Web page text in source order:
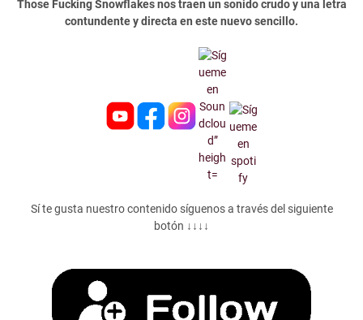
Those Fucking Snowflakes nos traen un sonido crudo y una letra
contundente y directa en este nuevo sencillo.
Sí te gusta nuestro contenido síguenos a través del siguiente
botón ↓↓↓↓